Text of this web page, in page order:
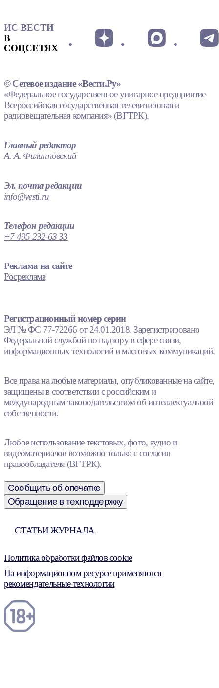
ИС ВЕСТИ
В
СОЦСЕТЯХ
© Сетевое издание «Вести.Ру»
«Федеральное государственное унитарное предприятие
Всероссийская государственная телевизионная и
радиовещательная компания» (ВГТРК).
Главный редактор
А. А. Филипповский
Эл. почта редакции
info@vesti.ru
Телефон редакции
+7 495 232 63 33
Реклама на сайте
Росреклама
Регистрационный номер серии
ЭЛ № ФС 77-72266 от 24.01.2018. Зарегистрировано
Федеральной службой по надзору в сфере связи,
информационных технологий и массовых коммуникаций.
Все права на любые материалы, опубликованные на сайте,
защищены в соответствии с российским и
международным законодательством об интеллектуальной
собственности.
Любое использование текстовых, фото, аудио и
видеоматериалов возможно только с согласия
правообладателя (ВГТРК).
Сообщить об опечатке
Обращение в техподдержку
СТАТЬИ ЖУРНАЛА
Политика обработки файлов cookie
На информационном ресурсе применяются
рекомендательные технологии